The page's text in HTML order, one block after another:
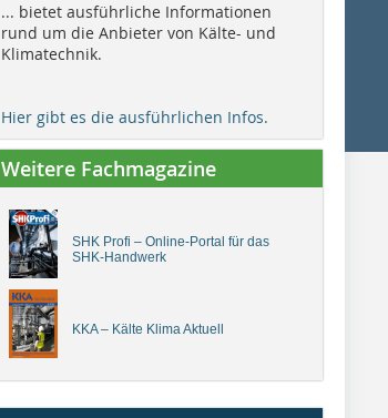
... bietet ausführliche Informationen
rund um die Anbieter von Kälte- und
Klimatechnik.
Hier gibt es die ausführlichen Infos.
Weitere Fachmagazine
SHK Profi – Online-Portal für das
SHK-Handwerk
KKA – Kälte Klima Aktuell